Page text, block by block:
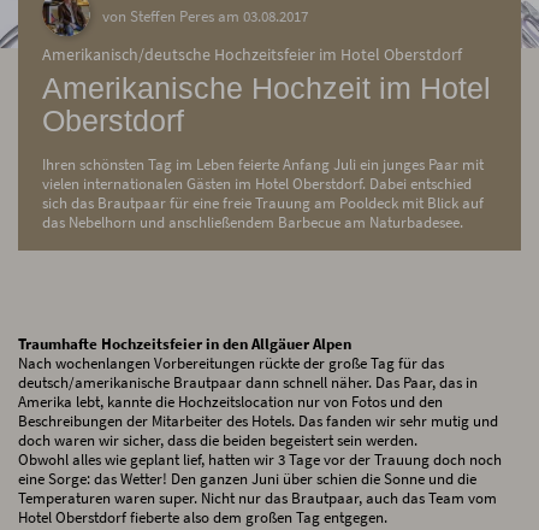
von Steffen Peres am 03.08.2017
Amerikanisch/deutsche Hochzeitsfeier im Hotel Oberstdorf
Amerikanische Hochzeit im Hotel
Oberstdorf
Ihren schönsten Tag im Leben feierte Anfang Juli ein junges Paar mit
vielen internationalen Gästen im Hotel Oberstdorf. Dabei entschied
sich das Brautpaar für eine freie Trauung am Pooldeck mit Blick auf
das Nebelhorn und anschließendem Barbecue am Naturbadesee.
Traumhafte Hochzeitsfeier in den Allgäuer Alpen
Nach wochenlangen Vorbereitungen rückte der große Tag für das
deutsch/amerikanische Brautpaar dann schnell näher. Das Paar, das in
Amerika lebt, kannte die Hochzeitslocation nur von Fotos und den
Beschreibungen der Mitarbeiter des Hotels. Das fanden wir sehr mutig und
doch waren wir sicher, dass die beiden begeistert sein werden.
Obwohl alles wie geplant lief, hatten wir 3 Tage vor der Trauung doch noch
eine Sorge: das Wetter! Den ganzen Juni über schien die Sonne und die
Temperaturen waren super. Nicht nur das Brautpaar, auch das Team vom
Hotel Oberstdorf fieberte also dem großen Tag entgegen.